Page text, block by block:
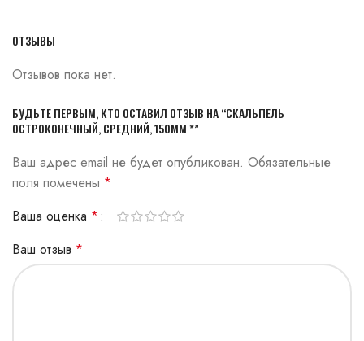
ОТЗЫВЫ
Отзывов пока нет.
БУДЬТЕ ПЕРВЫМ, КТО ОСТАВИЛ ОТЗЫВ НА “СКАЛЬПЕЛЬ
ОСТРОКОНЕЧНЫЙ, СРЕДНИЙ, 150ММ *”
Ваш адрес email не будет опубликован. Обязательные
поля помечены *
Ваша оценка *
Ваш отзыв *